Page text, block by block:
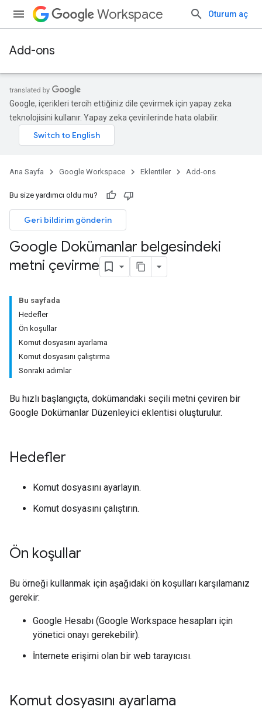
Workspace Oturum aç
Add-ons
Google, içerikleri tercih ettiğiniz dile çevirmek için yapay zeka
teknolojisini kullanır. Yapay zeka çevirilerinde hata olabilir.
Ana Sayfa Google Workspace Eklentiler Add-ons
Bu size yardımcı oldu mu?
Geri bildirim gönderin
Google Dokümanlar belgesindeki
metni çevirme
Bu sayfada
Hedefler
Ön koşullar
Komut dosyasını ayarlama
Komut dosyasını çalıştırma
Sonraki adımlar
Bu hızlı başlangıçta, dokümandaki seçili metni çeviren bir
Google Dokümanlar Düzenleyici eklentisi oluşturulur.
Hedefler
Komut dosyasını ayarlayın.
Komut dosyasını çalıştırın.
Ön koşullar
Bu örneği kullanmak için aşağıdaki ön koşulları karşılamanız
gerekir:
Google Hesabı (Google Workspace hesapları için
yönetici onayı gerekebilir).
İnternete erişimi olan bir web tarayıcısı.
Komut dosyasını ayarlama